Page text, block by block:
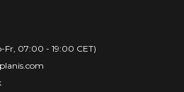
Fr, 07:00 - 19:00 CET)